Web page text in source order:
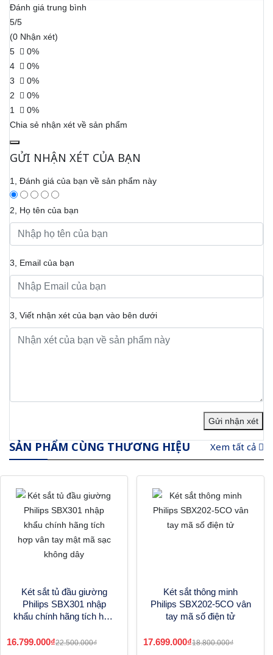
Đánh giá trung bình
5/5
(0 Nhận xét)
5
0%
4
0%
3
0%
2
0%
1
0%
Chia sẻ nhận xét về sản phẩm
GỬI NHẬN XÉT CỦA BẠN
1, Đánh giá của bạn về sản phẩm này
2, Họ tên của bạn
3, Email của bạn
3, Viết nhận xét của bạn vào bên dưới
Gửi nhận xét
SẢN PHẨM CÙNG THƯƠNG HIỆU Xem tất cả
Két sắt tủ đầu giường
Philips SBX301 nhập
khẩu chính hãng tích hợp
không dây
16.799.000₫22.500.000₫
Két sắt thông minh
Philips SBX202-5CO vân
tay mã số điện tử
17.699.000₫18.800.000₫